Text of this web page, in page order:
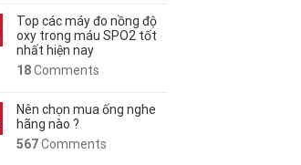
Top các máy đo nồng độ
oxy trong máu SPO2 tốt
nhất hiện nay
18Comments
Nên chọn mua ống nghe
hãng nào ?
567Comments